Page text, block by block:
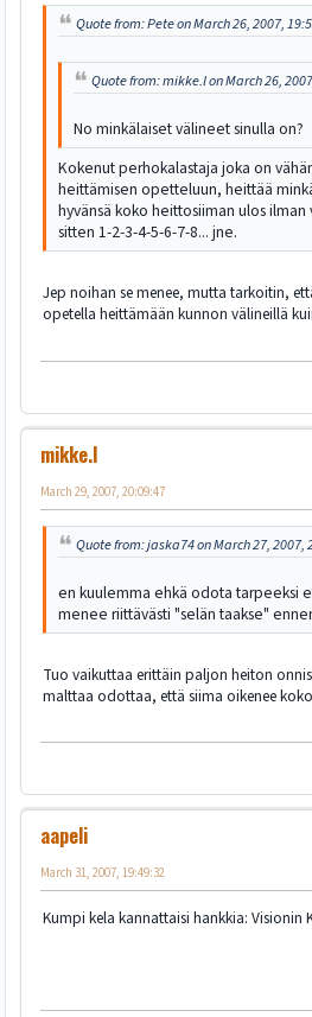
Quote from: Pete on March 26, 2007,
Quote from: mikke.l on March 26,
No minkälaiset välineet sinulla on?
Kokenut perhokalastaja joka on
heittämisen opetteluun, heittää
hyvänsä koko heittosiiman ulos ilman
sitten 1-2-3-4-5-6-7-8... jne.
Jep noihan se menee, mutta tarkoitin,
opetella heittämään kunnon välineillä
mikke.l
March 29, 2007, 20:09:47
Quote from: jaska74 on March 27, 2007,
en kuulemma ehkä odota tarpeeksi
menee riittävästi "selän taakse"
Tuo vaikuttaa erittäin paljon heiton
malttaa odottaa, että siima oikenee
aapeli
March 31, 2007, 19:49:32
Kumpi kela kannattaisi hankkia: Visionin